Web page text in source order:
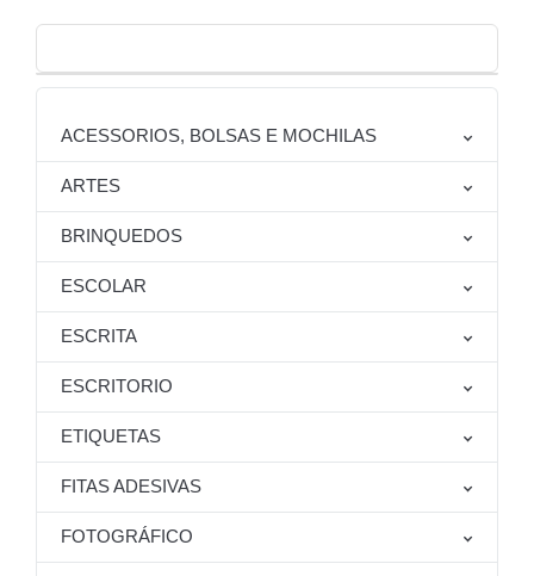
ACESSORIOS, BOLSAS E MOCHILAS
ARTES
BRINQUEDOS
ESCOLAR
ESCRITA
ESCRITORIO
ETIQUETAS
FITAS ADESIVAS
FOTOGRÁFICO